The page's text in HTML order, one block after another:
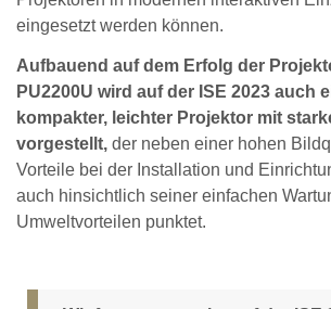
eingesetzt werden können.
Aufbauend auf dem Erfolg der
PU2200U wird auf der ISE 2023 auch
kompakter, leichter Projektor mit
vorgestellt, der neben einer hohen
Vorteile bei der Installation und
auch hinsichtlich seiner einfachen
Umweltvorteilen punktet.